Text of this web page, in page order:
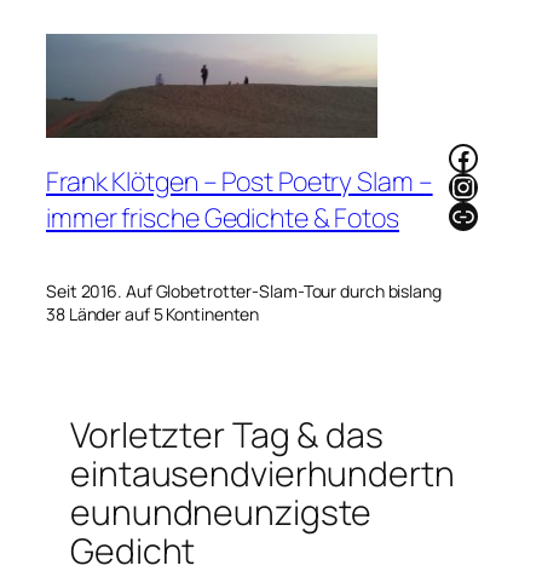
Frank Klötgen – Post Poetry Slam –
immer frische Gedichte & Fotos
Seit 2016. Auf Globetrotter-Slam-Tour durch bislang
38 Länder auf 5 Kontinenten
Link
Vorletzter Tag & das
eintausendvierhundertn
eunundneunzigste
Gedicht